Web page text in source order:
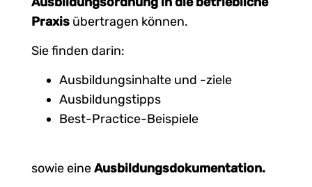
Praxisübertragen können.
Sie finden darin:
Ausbildungsinhalte und -ziele
Ausbildungstipps
Best-Practice-Beispiele
sowie eineAusbildungsdokumentation.